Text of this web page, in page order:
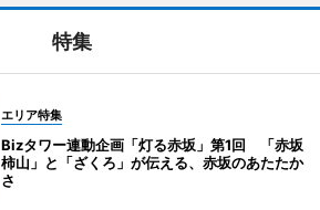
特集
エリア特集
Bizタワー連動企画「灯る赤坂」第1回 「赤坂
柿山」と「ざくろ」が伝える、赤坂のあたたか
さ